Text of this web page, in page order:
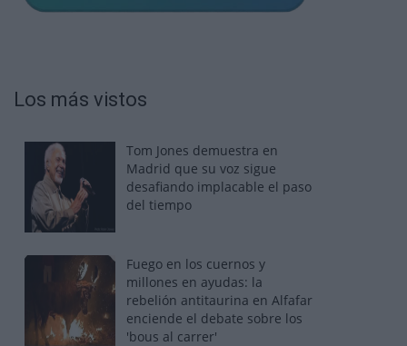
Los más vistos
Tom Jones demuestra en
Madrid que su voz sigue
desafiando implacable el paso
del tiempo
Fuego en los cuernos y
millones en ayudas: la
rebelión antitaurina en Alfafar
enciende el debate sobre los
'bous al carrer'